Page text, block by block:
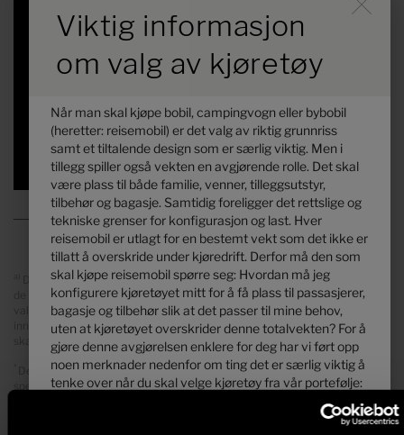
kr 1 946 000,–
5,93 m 3880 kg
Valgt
Det dreier seg om en uforbindtlig prisanbefaling i NKR, som baserer på
de norsk salgsprisene. Priser i andre land kan avvike på grunn av
valutaomregning, utstyr i landet, moms, gebyr, transportkostnader og
innføringstoll. Din handelspartner informerer deg gjerne om prisene,
skattene og gebyrene som gjelder for ditt land.
Den angitte vekten i kjøreklar tilstand er den standardverdien som er
spesifisert i typegodkjenningsprosessen. På grunn av
fabrikasjonstoleransene kan den faktiske vekten i kjøreklar tilstand
avvike fra de verdiene som er angitt over. Avvik på opptil ± 5 % av
Durch Scrolling wird der
Viktig informasjon
om valg av kjøretøy
Når man skal kjøpe bobil, campingvogn eller bybobil
(heretter: reisemobil) er det valg av riktig grunnriss
samt et tiltalende design som er særlig viktig. Men i
tillegg spiller også vekten en avgjørende rolle. Det skal
være plass til både familie, venner, tilleggsutstyr,
tilbehør og bagasje. Samtidig foreligger det rettslige og
tekniske grenser for konfigurasjon og last. Hver
reisemobil er utlagt for en bestemt vekt som det ikke er
tillatt å overskride under kjøredrift. Derfor må den som
skal kjøpe reisemobil spørre seg: Hvordan må jeg
konfigurere kjøretøyet mitt for å få plass til passasjerer,
bagasje og tilbehør slik at det passer til mine behov,
uten at kjøretøyet overskrider denne totalvekten? For å
gjøre denne avgjørelsen enklere for deg har vi ført opp
noen merknader nedenfor om ting det er særlig viktig å
tenke over når du skal velge kjøretøy fra vår portefølje: